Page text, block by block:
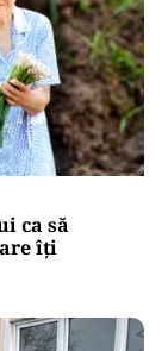
ca să
îți